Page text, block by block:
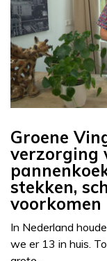
Groene
verzorging
stekken,
voorkomen
In Nederland
we er 13 in huis.